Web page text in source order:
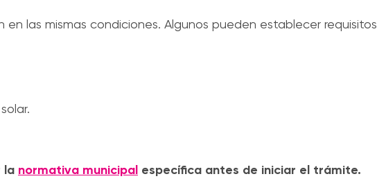
las mismas condiciones. Algunos pueden establecer requisitos
la normativa municipal específica antes de iniciar el trámite.